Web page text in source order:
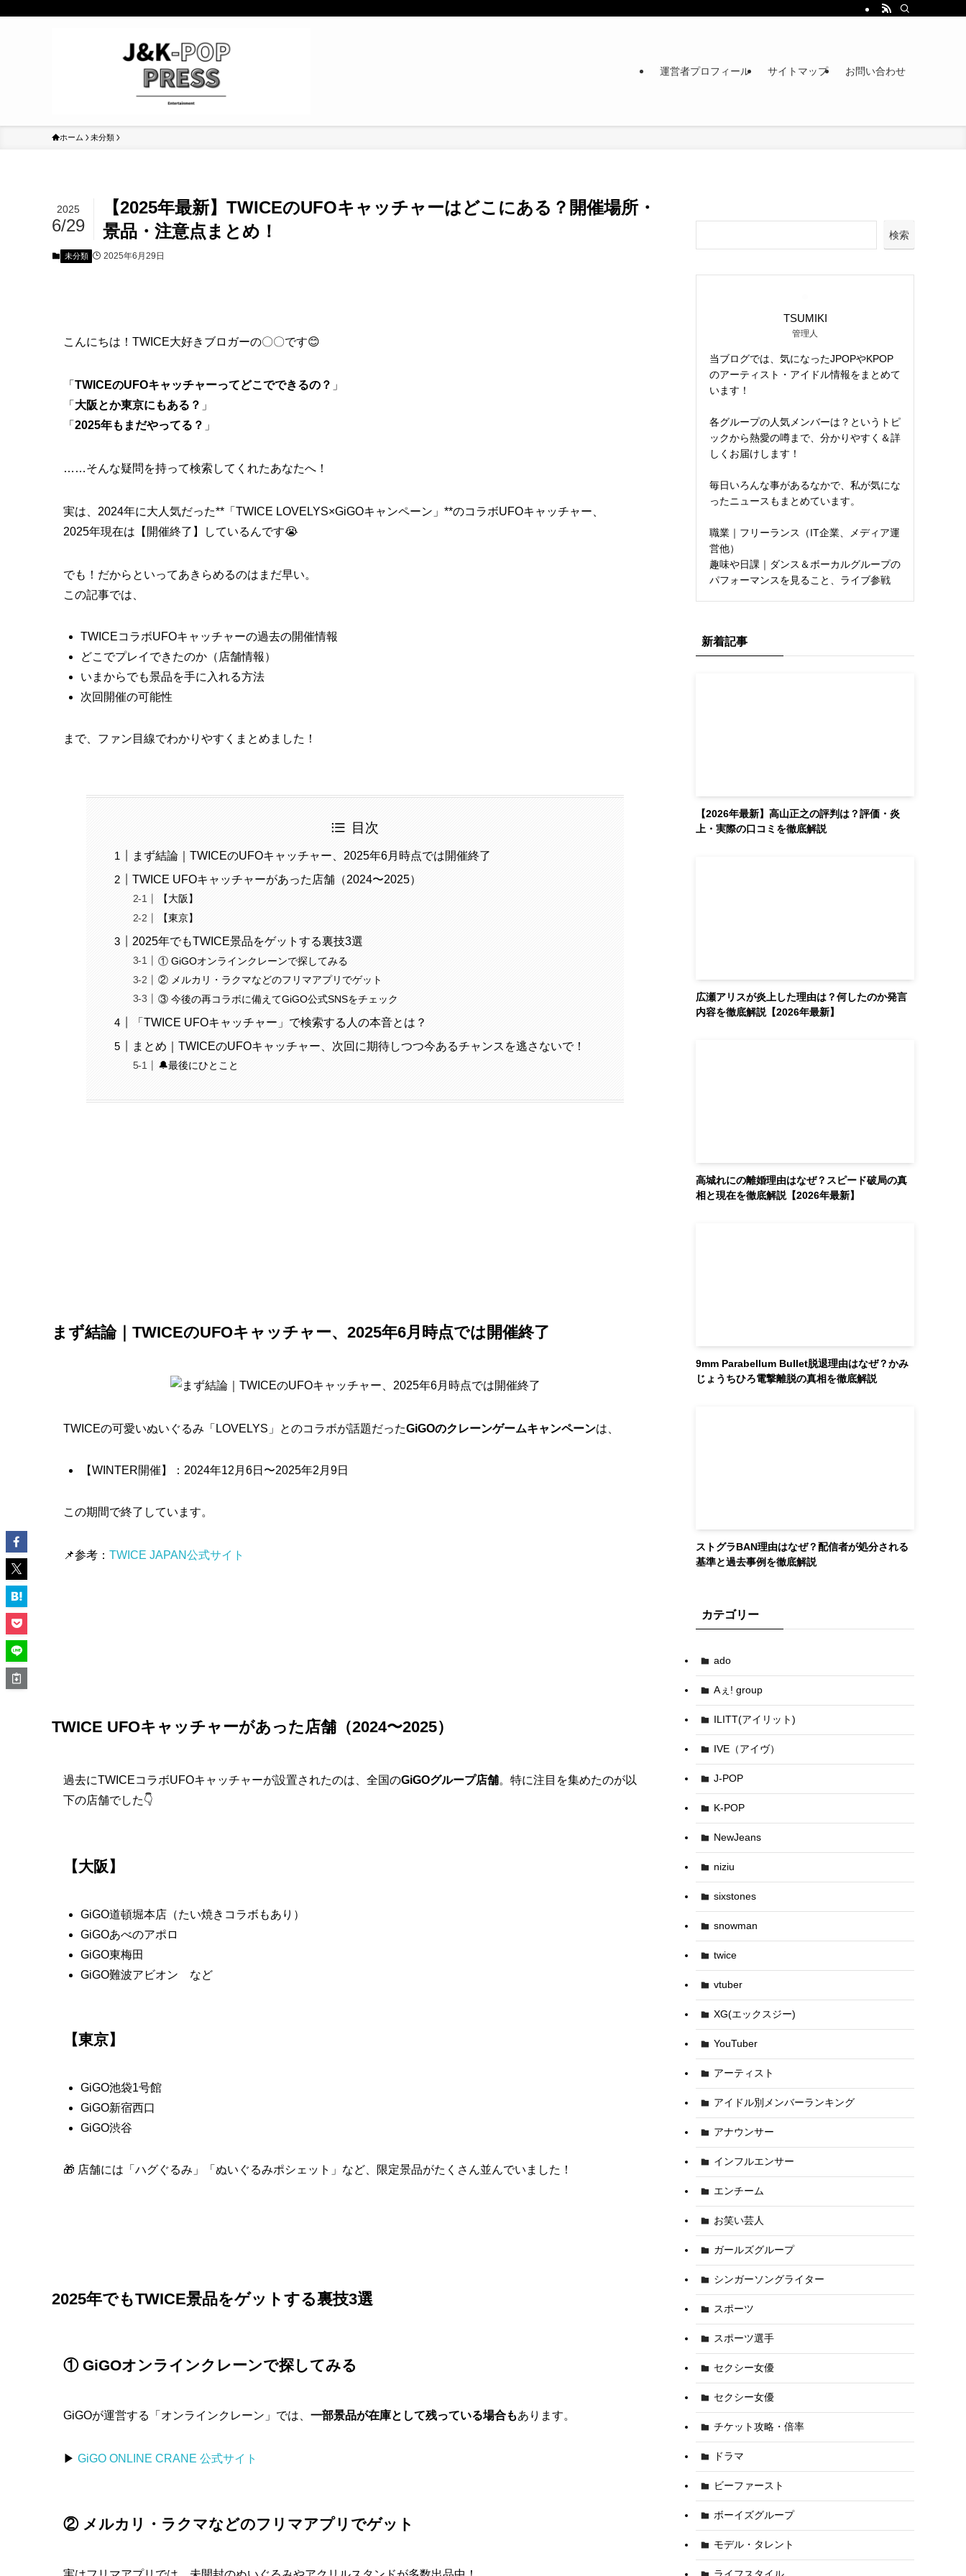
運営者プロフィール サイトマップ お問い合わせ
ホーム 未分類
【2025年最新】TWICEのUFOキャッチャーはどこにある？開催場所・
景品・注意点まとめ！
2025
6/29
未分類 2025年6月29日
こんにちは！TWICE大好きブロガーの〇〇です😊
「 TWICEのUFOキャッチャーってどこでできるの？ 」
「 大阪とか東京にもある？ 」
「 2025年もまだやってる？ 」
……そんな疑問を持って検索してくれたあなたへ！
実は、2024年に大人気だった**「TWICE LOVELYS×GiGOキャンペーン」**のコラボUFOキャッチャー、
2025年現在は【開催終了】しているんです😭
でも！だからといってあきらめるのはまだ早い。
この記事では、
TWICEコラボUFOキャッチャーの過去の開催情報
どこでプレイできたのか（店舗情報）
いまからでも景品を手に入れる方法
次回開催の可能性
まで、ファン目線でわかりやすくまとめました！
目次
まず結論｜TWICEのUFOキャッチャー、2025年6月時点では開催終了
TWICE UFOキャッチャーがあった店舗（2024〜2025）
【大阪】
【東京】
2025年でもTWICE景品をゲットする裏技3選
① GiGOオンラインクレーンで探してみる
② メルカリ・ラクマなどのフリマアプリでゲット
③ 今後の再コラボに備えてGiGO公式SNSをチェック
「TWICE UFOキャッチャー」で検索する人の本音とは？
まとめ｜TWICEのUFOキャッチャー、次回に期待しつつ今あるチャンスを逃さないで！
🔔最後にひとこと
まず結論｜TWICEのUFOキャッチャー、2025年6月時点では開催終了
TWICEの可愛いぬいぐるみ「LOVELYS」とのコラボが話題だったGiGOのクレーンゲームキャンペーンは、
【WINTER開催】：2024年12月6日〜2025年2月9日
この期間で終了しています。
📌参考： TWICE JAPAN公式サイト
TWICE UFOキャッチャーがあった店舗（2024〜2025）
過去にTWICEコラボUFOキャッチャーが設置されたのは、全国のGiGOグループ店舗。特に注目を集めたのが以
下の店舗でした👇
【大阪】
GiGO道頓堀本店（たい焼きコラボもあり）
GiGOあべのアポロ
GiGO東梅田
GiGO難波アビオン など
【東京】
GiGO池袋1号館
GiGO新宿西口
GiGO渋谷
🎁 店舗には「ハグぐるみ」「ぬいぐるみポシェット」など、限定景品がたくさん並んでいました！
2025年でもTWICE景品をゲットする裏技3選
① GiGOオンラインクレーンで探してみる
GiGOが運営する「オンラインクレーン」では、 一部景品が在庫として残っている場合もあります。
▶ GiGO ONLINE CRANE 公式サイト
② メルカリ・ラクマなどのフリマアプリでゲット
検索
TSUMIKI
管理人
当ブログでは、気になったJPOPやKPOP
のアーティスト・アイドル情報をまとめて
います！
各グループの人気メンバーは？というトピ
ックから熱愛の噂まで、分かりやすく＆詳
しくお届けします！
毎日いろんな事があるなかで、私が気にな
ったニュースもまとめています。
職業｜フリーランス（IT企業、メディア運
営他）
趣味や日課｜ダンス＆ボーカルグループの
パフォーマンスを見ること、ライブ参戦
新着記事
【2026年最新】高山正之の評判は？評価・炎
上・実際の口コミを徹底解説
広瀬アリスが炎上した理由は？何したのか発言
内容を徹底解説【2026年最新】
高城れにの離婚理由はなぜ？スピード破局の真
相と現在を徹底解説【2026年最新】
9mm Parabellum Bullet脱退理由はなぜ？かみ
じょうちひろ電撃離脱の真相を徹底解説
ストグラBAN理由はなぜ？配信者が処分される
基準と過去事例を徹底解説
カテゴリー
ado
Aぇ! group
ILITT(アイリット)
IVE（アイヴ）
J-POP
K-POP
NewJeans
niziu
sixstones
snowman
twice
vtuber
XG(エックスジー)
YouTuber
アーティスト
アイドル別メンバーランキング
アナウンサー
インフルエンサー
エンチーム
お笑い芸人
ガールズグループ
シンガーソングライター
スポーツ
スポーツ選手
セクシー女優
セクシー女優
チケット攻略・倍率
ドラマ
ビーファースト
ボーイズグループ
モデル・タレント